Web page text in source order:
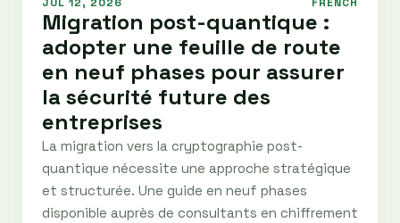
Migration post-quantique :
adopter une feuille de route
en neuf phases pour assurer
la sécurité future des
entreprises
La migration vers la cryptographie post-
quantique nécessite une approche stratégique
et structurée. Une guide en neuf phases
disponible auprès de consultants en chiffrement